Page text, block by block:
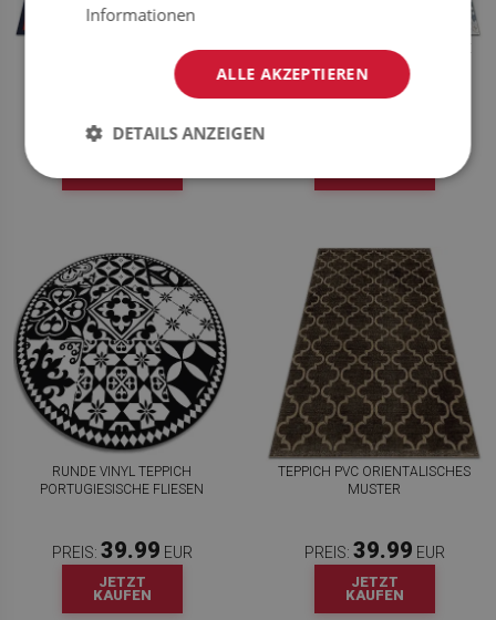
VINYL TEPPICH LÄUFER HINDU-
PREIS:39.99 EUR
TEPPICH PVC PORTUGIESISCHE
FLIESE
RUNDE VINYL TEPPICH
PORTUGIESISCHE FLIESEN
PREIS: 39.99 EUR
JETZT
KAUFEN
TEPPICH PVC ORIENTALISCHES
MUSTER
PREIS: 39.99 EUR
JETZT
KAUFEN
Informationen
ALLE AKZEPTIEREN
DETAILS ANZEIGEN